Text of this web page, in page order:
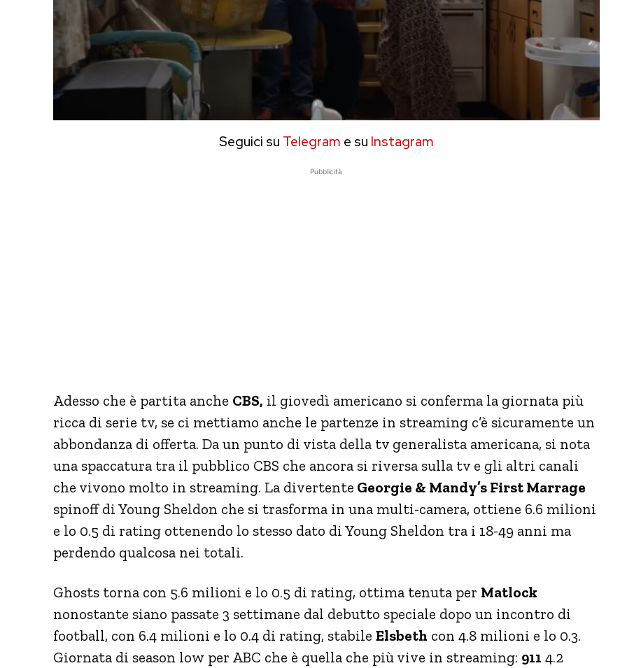
Seguici su Telegram e su Instagram
Pubblicità
Adesso che è partita anche CBS, il giovedì americano si conferma la giornata più
ricca di serie tv, se ci mettiamo anche le partenze in streaming c’è sicuramente un
abbondanza di offerta. Da un punto di vista della tv generalista americana, si nota
una spaccatura tra il pubblico CBS che ancora si riversa sulla tv e gli altri canali
che vivono molto in streaming. La divertente Georgie & Mandy’s First Marrage
spinoff di Young Sheldon che si trasforma in una multi-camera, ottiene 6.6 milioni
e lo 0.5 di rating ottenendo lo stesso dato di Young Sheldon tra i 18-49 anni ma
perdendo qualcosa nei totali.
Ghosts torna con 5.6 milioni e lo 0.5 di rating, ottima tenuta per Matlock
nonostante siano passate 3 settimane dal debutto speciale dopo un incontro di
football, con 6.4 milioni e lo 0.4 di rating, stabile Elsbeth con 4.8 milioni e lo 0.3.
Giornata di season low per ABC che è quella che più vive in streaming: 911 4.2